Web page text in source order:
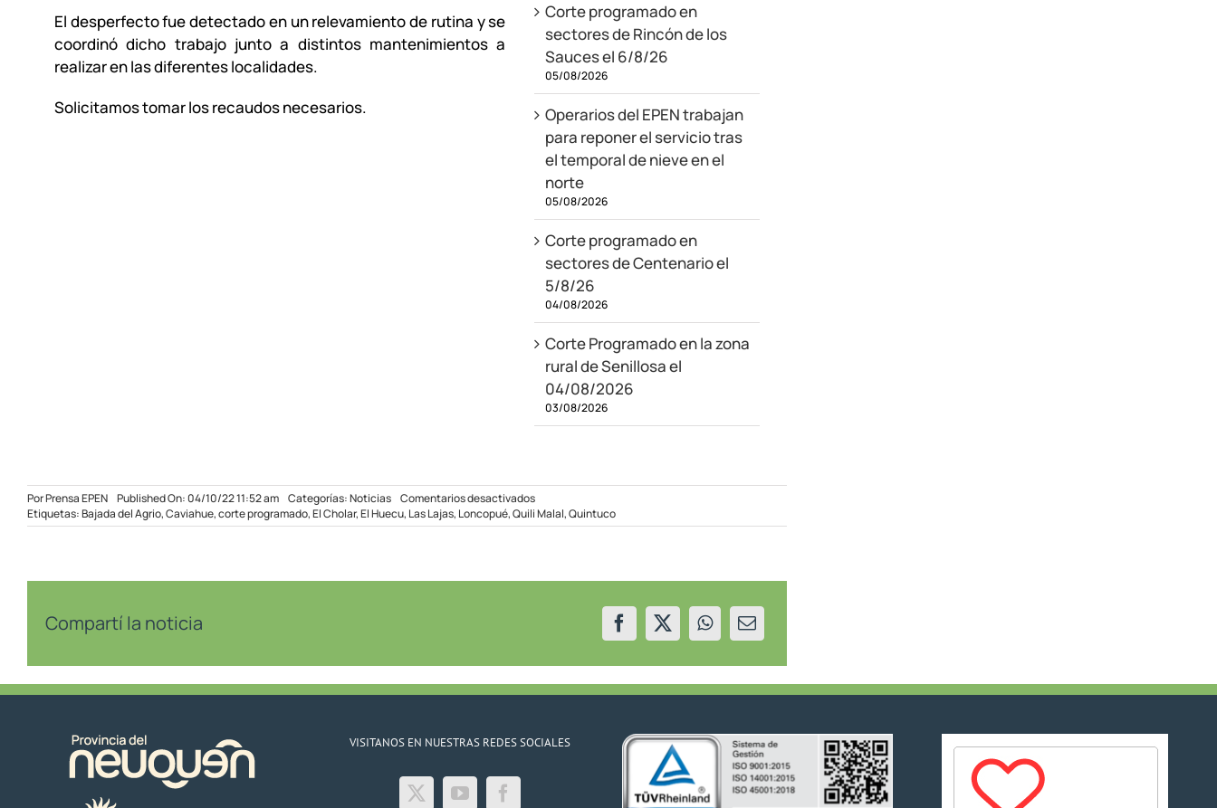
El desperfecto fue detectado en un relevamiento de rutina y se
coordinó dicho trabajo junto a distintos mantenimientos a
realizar en las diferentes localidades.
Solicitamos tomar los recaudos necesarios.
Corte programado en
sectores de Rincón de los
Sauces el 6/8/26
05/08/2026
Operarios del EPEN trabajan
para reponer el servicio tras
el temporal de nieve en el
norte
05/08/2026
Corte programado en
sectores de Centenario el
5/8/26
04/08/2026
Corte Programado en la zona
rural de Senillosa el
04/08/2026
03/08/2026
PorPrensa EPEN Published On: 04/10/22 11:52 am Categorías:Noticias Comentarios desactivadosen
Corte
programado
Etiquetas:Bajada del Agrio,Caviahue,corte programado,El Cholar,El Huecu, Las Lajas, Loncopué,Quili Malal,Quintuco
Compartí la noticia
VISITANOS EN NUESTRAS REDES SOCIALES